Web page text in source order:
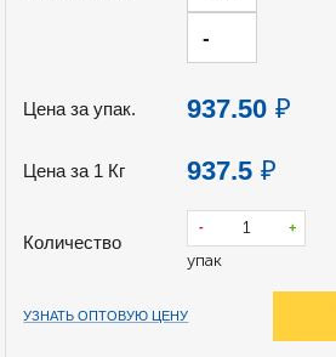
-
Цена за упак. 937.50 ₽
Цена за 1 Кг 937.5 ₽
Количество
- +
упак
УЗНАТЬ ОПТОВУЮ ЦЕНУ